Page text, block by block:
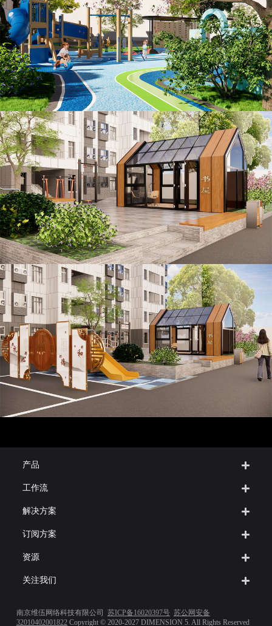
产品
工作流
解决方案
订阅方案
资源
关注我们
南京维伍网络科技有限公司 苏ICP备16020397号 苏公网安备
32010402001822Copyright © 2020-2027 DIMENSION 5. All Rights Reserved